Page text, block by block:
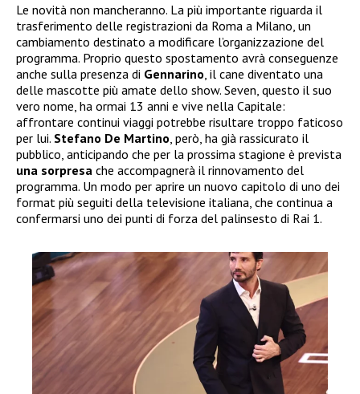
Le novità non mancheranno. La più importante riguarda il
trasferimento delle registrazioni da Roma a Milano, un
cambiamento destinato a modificare l’organizzazione del
programma. Proprio questo spostamento avrà conseguenze
anche sulla presenza di Gennarino , il cane diventato una
delle mascotte più amate dello show. Seven, questo il suo
vero nome, ha ormai 13 anni e vive nella Capitale:
affrontare continui viaggi potrebbe risultare troppo faticoso
per lui. Stefano De Martino , però, ha già rassicurato il
pubblico, anticipando che per la prossima stagione è prevista
una sorpresa che accompagnerà il rinnovamento del
programma. Un modo per aprire un nuovo capitolo di uno dei
format più seguiti della televisione italiana, che continua a
confermarsi uno dei punti di forza del palinsesto di Rai 1.